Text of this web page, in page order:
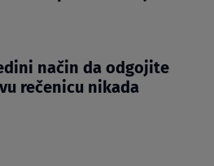
način da odgojite
rečenicu nikada